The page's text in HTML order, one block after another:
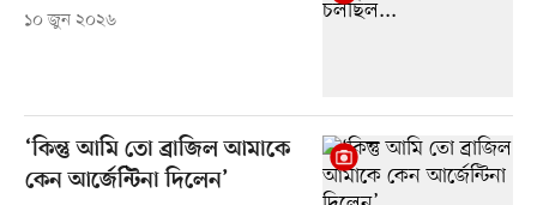
১০ জুন ২০২৬
‘কিন্তু আমি তো ব্রাজিল আমাকে
কেন আর্জেন্টিনা দিলেন’